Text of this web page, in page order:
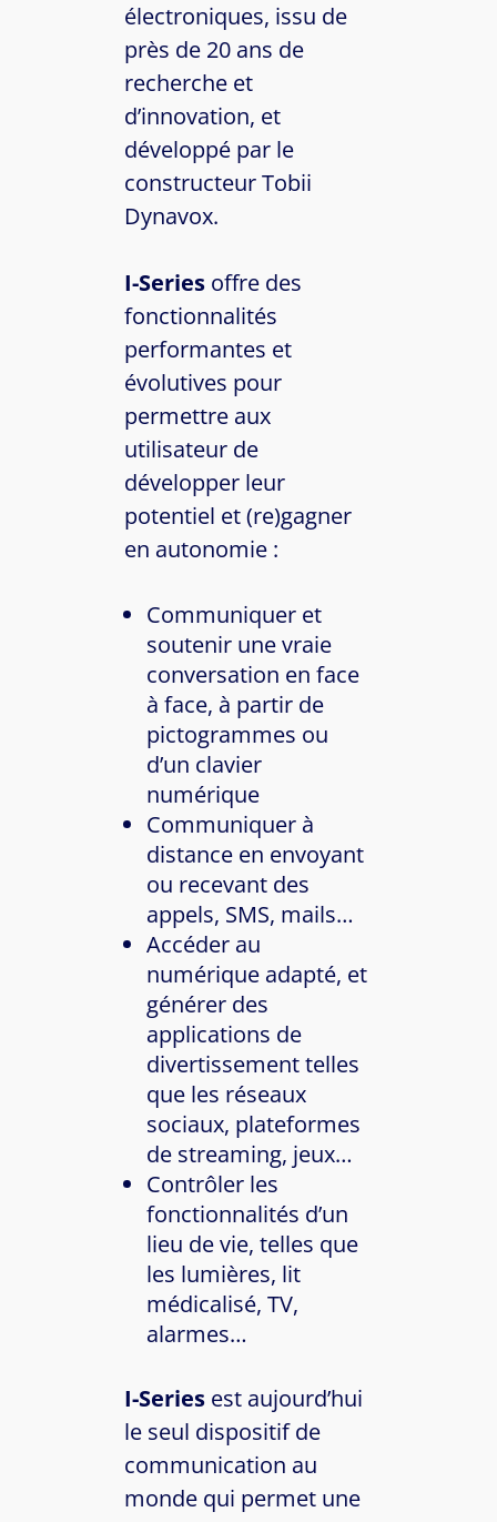
électroniques, issu de
près de 20 ans de
recherche et
d’innovation, et
développé par le
constructeur Tobii
Dynavox.
I-Series offre des
fonctionnalités
performantes et
évolutives pour
permettre aux
utilisateur de
développer leur
potentiel et (re)gagner
en autonomie :
Communiquer et
soutenir une vraie
conversation en face
à face, à partir de
pictogrammes ou
d’un clavier
numérique
Communiquer à
distance en envoyant
ou recevant des
appels, SMS, mails…
Accéder au
numérique adapté, et
générer des
applications de
divertissement telles
que les réseaux
sociaux, plateformes
de streaming, jeux…
Contrôler les
fonctionnalités d’un
lieu de vie, telles que
les lumières, lit
médicalisé, TV,
alarmes…
I-Series est aujourd’hui
le seul dispositif de
communication au
monde qui permet une